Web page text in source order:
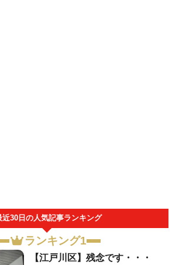
近30日の人気記事ランキング
ランキング1
【江戸川区】残念です・・・